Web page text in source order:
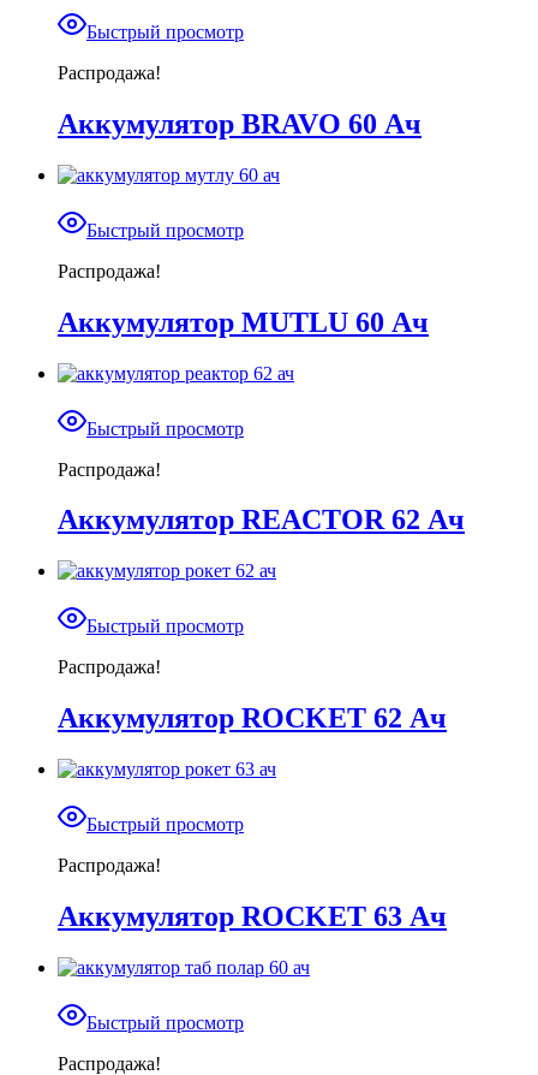
Быстрый просмотр
Распродажа!
Аккумулятор BRAVO 60 Ач
Быстрый просмотр
Распродажа!
Аккумулятор MUTLU 60 Ач
Быстрый просмотр
Распродажа!
Аккумулятор REACTOR 62 Ач
Быстрый просмотр
Распродажа!
Аккумулятор ROCKET 62 Ач
Быстрый просмотр
Распродажа!
Аккумулятор ROCKET 63 Ач
Быстрый просмотр
Распродажа!